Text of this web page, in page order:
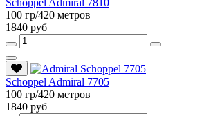
100 гр/420 метров
1840 руб
Schoppel Admiral 7705
100 гр/420 метров
1840 руб